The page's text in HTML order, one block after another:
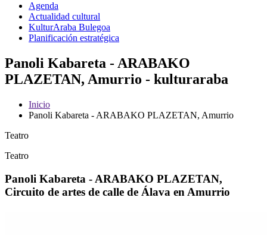
Agenda
Actualidad cultural
KulturAraba Bulegoa
Planificación estratégica
Panoli Kabareta - ARABAKO
PLAZETAN, Amurrio - kulturaraba
Inicio
Panoli Kabareta - ARABAKO PLAZETAN, Amurrio
Teatro
Teatro
Panoli Kabareta - ARABAKO PLAZETAN,
Circuito de artes de calle de Álava en Amurrio